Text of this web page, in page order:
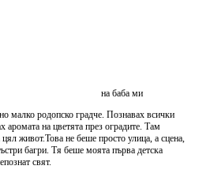
ми
малко родопско градче. Познавах всички
аромата на цветята през оградите. Там
живот.Това не беше просто улица, а сцена,
багри. Тя беше моята първа детска
свят.